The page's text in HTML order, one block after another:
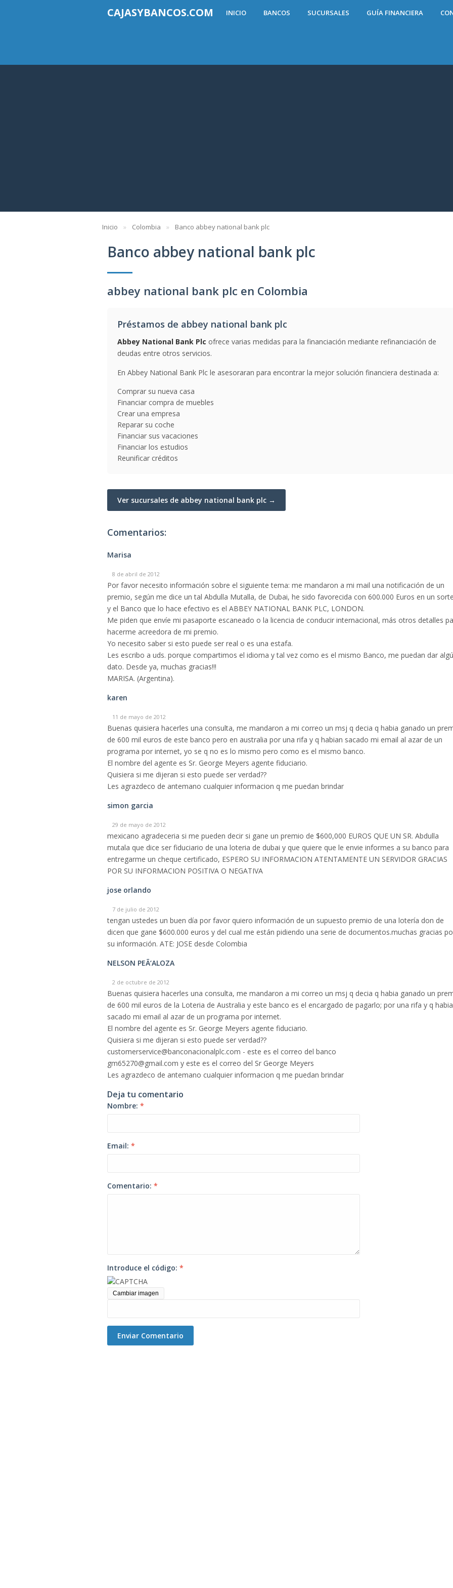
CAJASYBANCOS.COM INICIO BANCOS SUCURSALES GUÍA FINANCIERA
Inicio Colombia Banco abbey national bank plc
Banco abbey national bank plc
abbey national bank plc en Colombia
Préstamos de abbey national bank plc
Abbey National Bank Plc ofrece varias medidas para la financiación mediante refinanciación de
deudas entre otros servicios.
En Abbey National Bank Plc le asesoraran para encontrar la mejor solución financiera destinada a:
Comprar su nueva casa
Financiar compra de muebles
Crear una empresa
Reparar su coche
Financiar sus vacaciones
Financiar los estudios
Reunificar créditos
Ver sucursales de abbey national bank plc →
Comentarios:
Marisa
8 de abril de 2012
Por favor necesito información sobre el siguiente tema: me mandaron a mi mail una notificación de un
premio, según me dice un tal Abdulla Mutalla, de Dubai, he sido favorecida con 600.000 Euros en un
y el Banco que lo hace efectivo es el ABBEY NATIONAL BANK PLC, LONDON.
Me piden que envíe mi pasaporte escaneado o la licencia de conducir internacional, más otros detalles
hacerme acreedora de mi premio.
Yo necesito saber si esto puede ser real o es una estafa.
Les escribo a uds. porque compartimos el idioma y tal vez como es el mismo Banco, me puedan dar
dato. Desde ya, muchas gracias!!!
MARISA. (Argentina).
karen
11 de mayo de 2012
Buenas quisiera hacerles una consulta, me mandaron a mi correo un msj q decia q habia ganado un
de 600 mil euros de este banco pero en australia por una rifa y q habian sacado mi email al azar de un
programa por internet, yo se q no es lo mismo pero como es el mismo banco.
El nombre del agente es Sr. George Meyers agente fiduciario.
Quisiera si me dijeran si esto puede ser verdad??
Les agrazdeco de antemano cualquier informacion q me puedan brindar
simon garcia
29 de mayo de 2012
mexicano agradeceria si me pueden decir si gane un premio de $600,000 EUROS QUE UN SR. Abdulla
mutala que dice ser fiduciario de una loteria de dubai y que quiere que le envie informes a su banco para
entregarme un cheque certificado, ESPERO SU INFORMACION ATENTAMENTE UN SERVIDOR GRACIAS
POR SU INFORMACION POSITIVA O NEGATIVA
jose orlando
7 de julio de 2012
tengan ustedes un buen día por favor quiero información de un supuesto premio de una lotería don de
dicen que gane $600.000 euros y del cual me están pidiendo una serie de documentos.muchas gracias
su información. ATE: JOSE desde Colombia
NELSON PEÃ‘ALOZA
2 de octubre de 2012
Buenas quisiera hacerles una consulta, me mandaron a mi correo un msj q decia q habia ganado un
de 600 mil euros de la Loteria de Australia y este banco es el encargado de pagarlo; por una rifa y q
sacado mi email al azar de un programa por internet.
El nombre del agente es Sr. George Meyers agente fiduciario.
Quisiera si me dijeran si esto puede ser verdad??
customerservice@banconacionalplc.com - este es el correo del banco
gm65270@gmail.com y este es el correo del Sr George Meyers
Les agrazdeco de antemano cualquier informacion q me puedan brindar
Deja tu comentario
Nombre: *
Email: *
Comentario: *
Introduce el código: *
Cambiar imagen
Enviar Comentario